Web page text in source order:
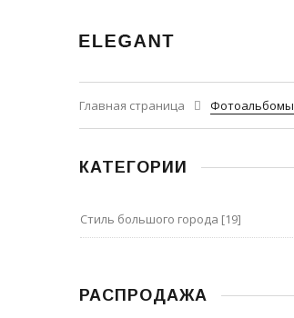
Главная страница Фотоальбомы
КАТЕГОРИИ
Стиль большого города [19]
РАСПРОДАЖА